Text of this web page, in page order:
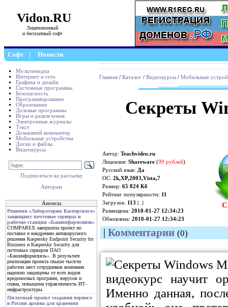
Vidon.RU
Лицензионный
и бесплатный софт
Софт | Новости
Мультимедиа
Интернет и сеть
Графика и дизайн
Системные программы
Безопасность
Программирование
Образование
Деловые программы
Игры и развлечения
Электронные журналы
Текст
Домашний компьютер
Мобильные устройства
Диски и файлы
Видеокурсы
Подписаться на рассылку
Авторам
Анонсы
Решения «Лаборатории Касперского»
защищают почтовые серверы и
рабочие станции «Башинформсвязи»
COMPAREX завершила проект по
поставке и внедрению антивирусного
решения Kaspersky Endpoint Security for
Business и Kaspersky Security для
почтовых серверов ПАО
«Башинформсвязь». В результате
реализации проекта свыше тысячи
рабочих мест сотрудников компании
надежно защищены от всех видов
вредоносных программ, вирусов и
спама, повышена управляемость ИТ-
инфраструктуры.
Пилотный проект создания первого
в России архива для хранения
Главная / Каталог / Видеокурсы / Мобильные
Секреты
Автор: Teachvideo.ru
Лицензия: Shareware (99 рублей)
Русский язык: Да
ОС: 2k,XP,2003,Vista,7
Размер: 65 824 Кб
Рейтинг популярности: 11
Загрузок: 113 [...]
Размещена: 2010-01-27 12:34:23
Обновлена: 2010-01-27 12:34:23
Комментарии (0)
видеокурс научит
Именно данная,